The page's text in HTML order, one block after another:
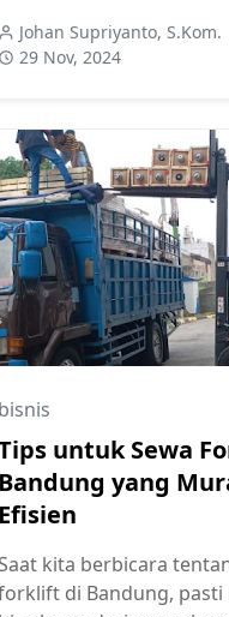
Johan Supriyanto, S.Kom.
29 Nov, 2024
bisnis
untuk Sewa
Bandung yang
Efisien
kita berbicara
di Bandung, pasti